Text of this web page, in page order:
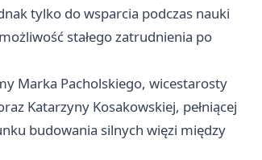
tylko do wsparcia podczas nauki
stałego zatrudnienia po
Marka Pacholskiego, wicestarosty
Katarzyny Kosakowskiej, pełniącej
budowania silnych więzi między